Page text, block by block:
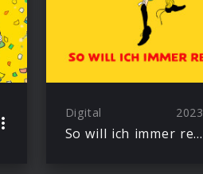
Digital 2023
So will ich immer reisen